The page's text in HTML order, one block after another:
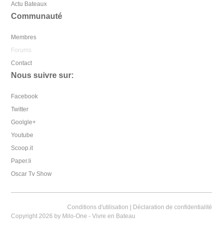
Actu Bateaux
Communauté
Membres
Forums
Contact
Nous suivre sur:
Facebook
Twitter
Goolgle+
Youtube
Scoop.it
Paper.li
Oscar Tv Show
Conditions d'utilisation
Déclaration de confidentialité
Copyright 2026 by Milo-One - Vivre en Bateau